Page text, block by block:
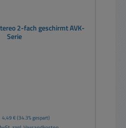
2-fach geschirmt AVK-
Serie
Regulärer Preis:
4,49 € (34.3% gespart)